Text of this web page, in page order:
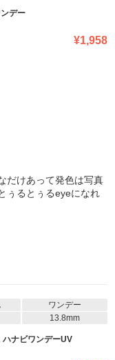
デー
¥1,958
だけあって発色は写真
ぅるとぅるeyeになれ
ワンデー
13.8mm
ハナビワンデーUV